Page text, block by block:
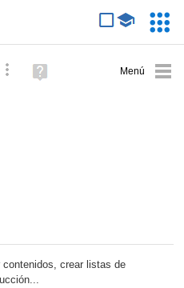
Búsqueda avanzada
Ayuda
(en
contenidos, crear listas de